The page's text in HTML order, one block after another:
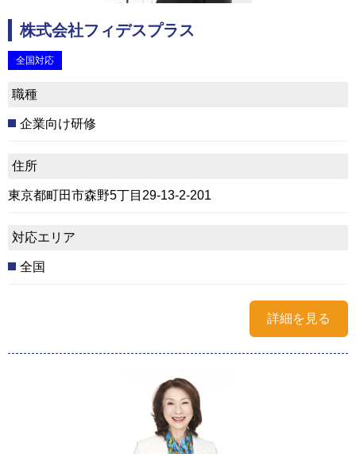
株式会社フィデスプラス
全国対応
職種
企業向け研修
住所
東京都町田市森野5丁目29-13-2-201
対応エリア
全国
詳細を見る